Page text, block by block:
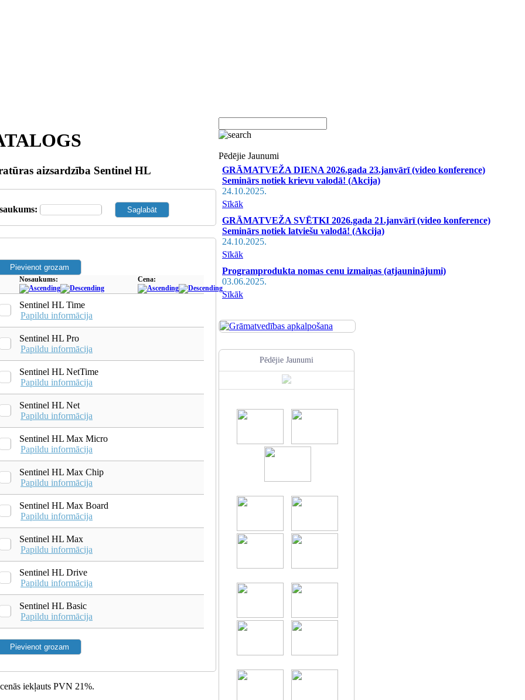
aizsardzība Sentinel HL
Nosaukums: Cena:
Sentinel HL Time
Papildu informācija
Sentinel HL Pro
Papildu informācija
Sentinel HL NetTime
Papildu informācija
Sentinel HL Net
Papildu informācija
Sentinel HL Max Micro
Papildu informācija
Sentinel HL Max Chip
Papildu informācija
Sentinel HL Max Board
Papildu informācija
Sentinel HL Max
Papildu informācija
Sentinel HL Drive
Papildu informācija
Sentinel HL Basic
Papildu informācija
iekļauts PVN 21%.
Pēdējie Jaunumi
GRĀMATVEŽA DIENA 2026.gada 23.janvārī (video konference)
Seminārs notiek krievu valodā! (Akcija)
24.10.2025.
Sīkāk
GRĀMATVEŽA SVĒTKI 2026.gada 21.janvārī (video konference)
Seminārs notiek latviešu valodā! (Akcija)
24.10.2025.
Sīkāk
Programprodukta nomas cenu izmaiņas (atjauninājumi)
03.06.2025.
Sīkāk
Pēdējie Jaunumi